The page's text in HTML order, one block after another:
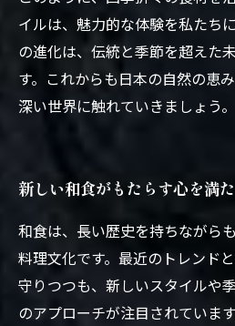
イルは、魅力的な体験を私たち
の進化は、伝統と季節を超えた
す。これからも日本の自然の恵
深い世界に触れていきましょう。
新しい和食がもたらす心を満
和食は、長い歴史を持ちながら
料理文化です。最近のトレンド
守りつつも、新しいスタイルや
のアプローチが注目されていま